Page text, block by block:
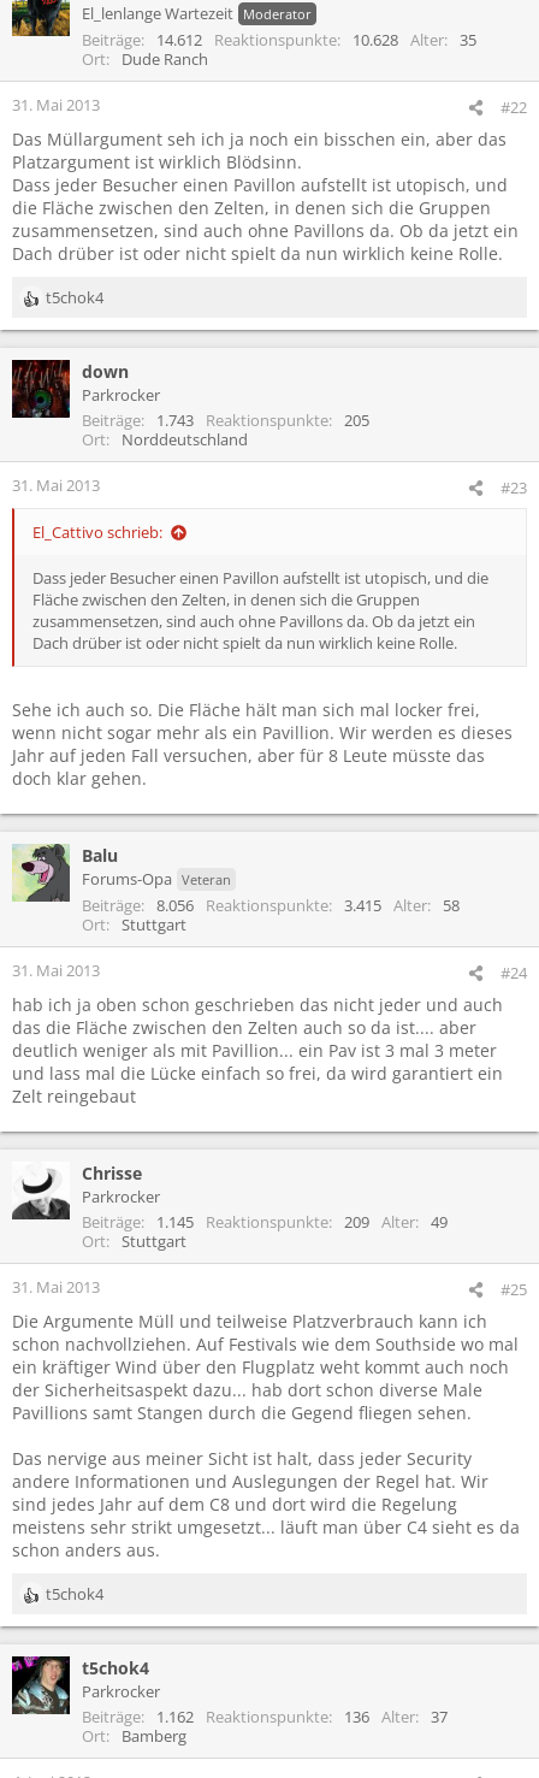
El_lenlange Wartezeit Moderator
Beiträge 14.612 Reaktionspunkte 10.628 Alter
35
Ort
Dude Ranch
31. Mai 2013 #22
Das Müllargument seh ich ja noch ein bisschen ein, aber das
Platzargument ist wirklich Blödsinn.
Dass jeder Besucher einen Pavillon aufstellt ist utopisch, und
die Fläche zwischen den Zelten, in denen sich die Gruppen
zusammensetzen, sind auch ohne Pavillons da. Ob da jetzt ein
Dach drüber ist oder nicht spielt da nun wirklich keine Rolle.
R
e
k
t
i
n
e
t5chok4
down
Parkrocker
Beiträge
1.743 Reaktionspunkte
205
Ort
Norddeutschland
31. Mai 2013 #23
El_Cattivo schrieb:
Dass jeder Besucher einen Pavillon aufstellt ist utopisch, und die
Fläche zwischen den Zelten, in denen sich die Gruppen
zusammensetzen, sind auch ohne Pavillons da. Ob da jetzt ein
Dach drüber ist oder nicht spielt da nun wirklich keine Rolle.
Sehe ich auch so. Die Fläche hält man sich mal locker frei,
wenn nicht sogar mehr als ein Pavillion. Wir werden es dieses
Jahr auf jeden Fall versuchen, aber für 8 Leute müsste das
doch klar gehen.
Balu
Forums-Opa Veteran
Beiträge 8.056 Reaktionspunkte 3.415 Alter
58
Ort
Stuttgart
31. Mai 2013 #24
hab ich ja oben schon geschrieben das nicht jeder und auch
das die Fläche zwischen den Zelten auch so da ist.... aber
deutlich weniger als mit Pavillion... ein Pav ist 3 mal 3 meter
und lass mal die Lücke einfach so frei, da wird garantiert ein
Zelt reingebaut
Chrisse
Parkrocker
Beiträge
1.145 Reaktionspunkte 209 Alter
49
Ort
Stuttgart
31. Mai 2013 #25
Die Argumente Müll und teilweise Platzverbrauch kann ich
schon nachvollziehen. Auf Festivals wie dem Southside wo mal
ein kräftiger Wind über den Flugplatz weht kommt auch noch
der Sicherheitsaspekt dazu... hab dort schon diverse Male
Pavillions samt Stangen durch die Gegend fliegen sehen.
Das nervige aus meiner Sicht ist halt, dass jeder Security
andere Informationen und Auslegungen der Regel hat. Wir
sind jedes Jahr auf dem C8 und dort wird die Regelung
meistens sehr strikt umgesetzt... läuft man über C4 sieht es da
schon anders aus.
R
e
k
t
i
n
t5chok4
t5chok4
Parkrocker
Beiträge
1.162 Reaktionspunkte 136 Alter
37
Ort
Bamberg